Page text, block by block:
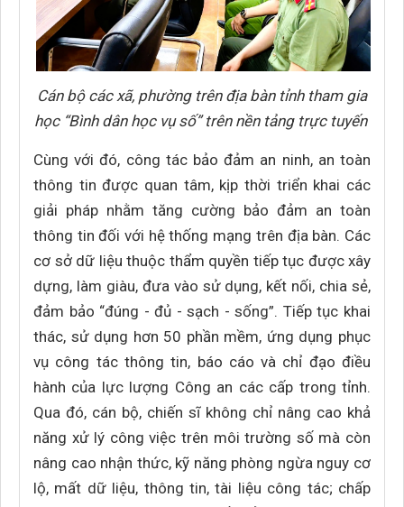
Cán bộ các xã, phường trên địa bàn tỉnh tham gia
học “Bình dân học vụ số” trên nền tảng trực tuyến
Cùng với đó, công tác bảo đảm an ninh, an toàn
thông tin được quan tâm, kịp thời triển khai các
giải pháp nhằm tăng cường bảo đảm an toàn
thông tin đối với hệ thống mạng trên địa bàn. Các
cơ sở dữ liệu thuộc thẩm quyền tiếp tục được xây
dựng, làm giàu, đưa vào sử dụng, kết nối, chia sẻ,
đảm bảo “đúng - đủ - sạch - sống”. Tiếp tục khai
thác, sử dụng hơn 50 phần mềm, ứng dụng phục
vụ công tác thông tin, báo cáo và chỉ đạo điều
hành của lực lượng Công an các cấp trong tỉnh.
Qua đó, cán bộ, chiến sĩ không chỉ nâng cao khả
năng xử lý công việc trên môi trường số mà còn
nâng cao nhận thức, kỹ năng phòng ngừa nguy cơ
lộ, mất dữ liệu, thông tin, tài liệu công tác; chấp